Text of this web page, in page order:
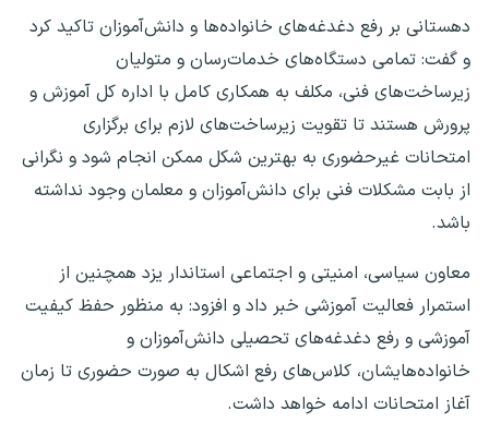
دهستانی بر رفع دغدغه‌های خانواده‌ها و دانش‌آموزان تاکید کرد
و گفت: تمامی دستگاه‌های خدمات‌رسان و متولیان
زیرساخت‌های فنی، مکلف به همکاری کامل با اداره کل آموزش و
پرورش هستند تا تقویت زیرساخت‌های لازم برای برگزاری
امتحانات غیرحضوری به بهترین شکل ممکن انجام شود و نگرانی
از بابت مشکلات فنی برای دانش‌آموزان و معلمان وجود نداشته
باشد.
معاون سیاسی، امنیتی و اجتماعی استاندار یزد همچنین از
استمرار فعالیت آموزشی خبر داد و افزود: به منظور حفظ کیفیت
آموزشی و رفع دغدغه‌های تحصیلی دانش‌آموزان و
خانواده‌هایشان، کلاس‌های رفع اشکال به صورت حضوری تا زمان
آغاز امتحانات ادامه خواهد داشت.